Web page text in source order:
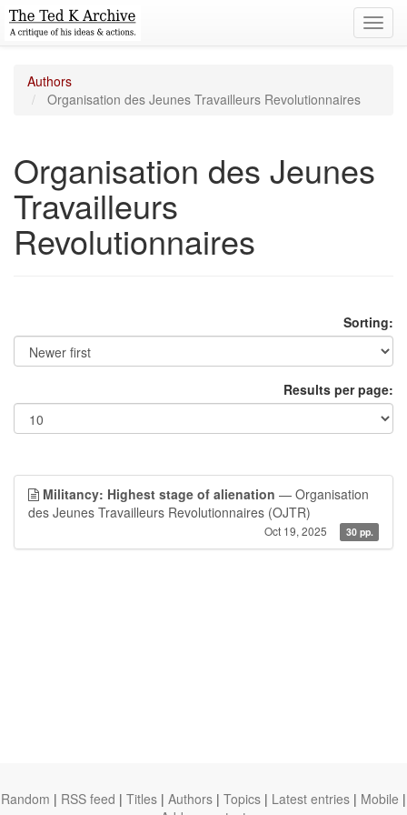
Authors
Organisation des Jeunes Travailleurs Revolutionnaires
Organisation des Jeunes
Travailleurs
Revolutionnaires
Sorting:
Results per page:
Militancy: Highest stage of alienation — Organisation
des Jeunes Travailleurs Revolutionnaires (OJTR)
Oct 19, 2025 30 pp.
Random | RSS feed | Titles | Authors | Topics | Latest entries | Mobile |